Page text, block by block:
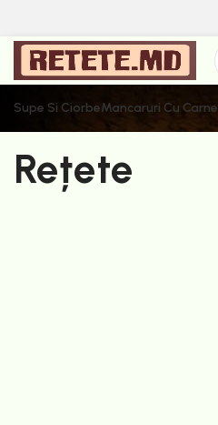
Supe Si CiorbeMancaruri Cu Carne
Rețete